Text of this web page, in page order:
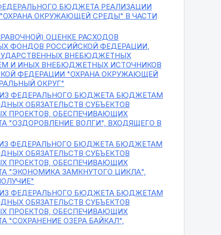
БЮДЖЕТА РЕАЛИЗАЦИИ
ОКРУЖАЮЩЕЙ СРЕДЫ" В ЧАСТИ
ОЦЕНКЕ РАСХОДОВ
ФОНДОВ РОССИЙСКОЙ ФЕДЕРАЦИИ,
ВНЕБЮДЖЕТНЫХ
И ИНЫХ ВНЕБЮДЖЕТНЫХ ИСТОЧНИКОВ
ФЕДЕРАЦИИ "ОХРАНА ОКРУЖАЮЩЕЙ
ОКРУГ"
ИЗ ФЕДЕРАЛЬНОГО БЮДЖЕТА БЮДЖЕТАМ
ОБЯЗАТЕЛЬСТВ СУБЪЕКТОВ
ПРОЕКТОВ, ОБЕСПЕЧИВАЮЩИХ
"ОЗДОРОВЛЕНИЕ ВОЛГИ", ВХОДЯЩЕГО В
ФЕДЕРАЛЬНОГО БЮДЖЕТА БЮДЖЕТАМ
ОБЯЗАТЕЛЬСТВ СУБЪЕКТОВ
ПРОЕКТОВ, ОБЕСПЕЧИВАЮЩИХ
"ЭКОНОМИКА ЗАМКНУТОГО ЦИКЛА",
ИЗ ФЕДЕРАЛЬНОГО БЮДЖЕТА БЮДЖЕТАМ
ОБЯЗАТЕЛЬСТВ СУБЪЕКТОВ
ПРОЕКТОВ, ОБЕСПЕЧИВАЮЩИХ
"СОХРАНЕНИЕ ОЗЕРА БАЙКАЛ",